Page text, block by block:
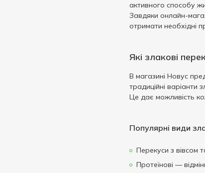
активного способу
Завдяки онлайн-
отримати необхідні
Які злакові
В магазині Новус
традиційні варіанти
Це дає можливість
Популярні види
Перекуси з вівсом
Протеїнові —